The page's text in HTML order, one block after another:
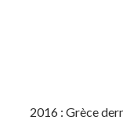
2016 : Grèce